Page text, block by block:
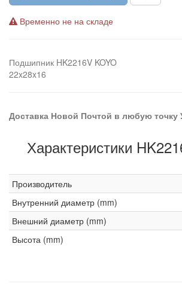
Временно не на складе
Подшипник HK2216V KOYO
22x28x16
Доставка Новой Почтой в любую точку
Характеристики
Производитель
Внутренний диаметр (mm)
Внешний диаметр (mm)
Высота (mm)